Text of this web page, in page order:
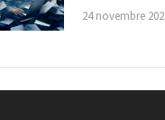
24 novembre